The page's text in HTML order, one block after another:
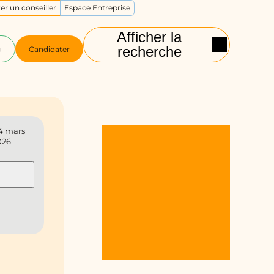
Afficher la
recherche
Candidater
un conseiller Espace Entreprise
mars